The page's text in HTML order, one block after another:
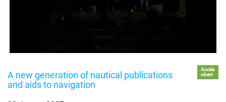
A new generation of nautical publications
and aids to navigation
Accés
obert